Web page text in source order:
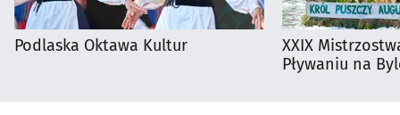
Podlaska Oktawa Kultur
XXIX
Pływaniu na